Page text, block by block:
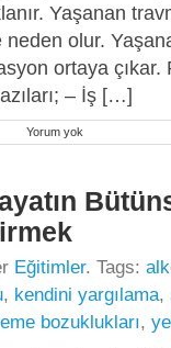
Yaşanan
olur.
ortaya
– İş […]
Yorum yok
Travmatik
Çalışması
Eğitimler. Tags:
, kendini yargılama,
bozuklukları,